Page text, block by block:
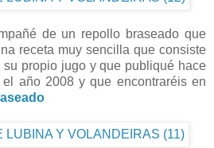
de un repollo braseado que
receta muy sencilla que consiste
propio jugo y que publiqué hace
año 2008 y que encontraréis en